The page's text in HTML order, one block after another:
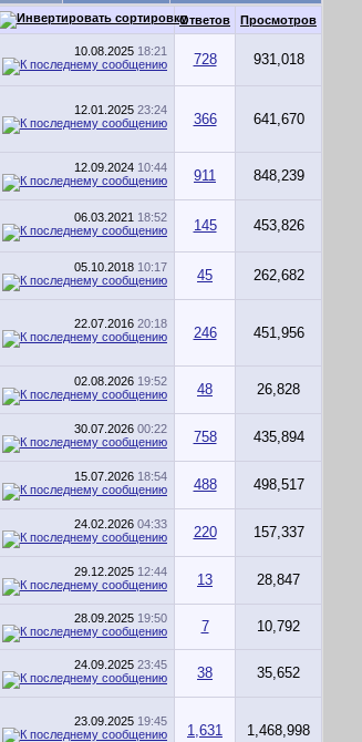
Ответов Просмотров
10.08.2025 18:21
728 931,018
12.01.2025 23:24
366 641,670
12.09.2024 10:44
911 848,239
06.03.2021 18:52
145 453,826
05.10.2018 10:17
45 262,682
22.07.2016 20:18
246 451,956
02.08.2026 19:52
48 26,828
30.07.2026 00:22
758 435,894
15.07.2026 18:54
488 498,517
24.02.2026 04:33
220 157,337
29.12.2025 12:44
13 28,847
28.09.2025 19:50
7 10,792
24.09.2025 23:45
38 35,652
23.09.2025 19:45
1,631 1,468,998